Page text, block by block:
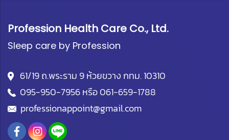
Profession Health Care Co., Ltd.
Sleep care by Profession
61/19 ถ.พระราม 9 ห้วยขวาง กทม. 10310
095-950-7956หรือ061-659-1788
professionappoint@gmail.com